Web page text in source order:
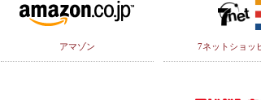
アマゾン 7ネットショッ